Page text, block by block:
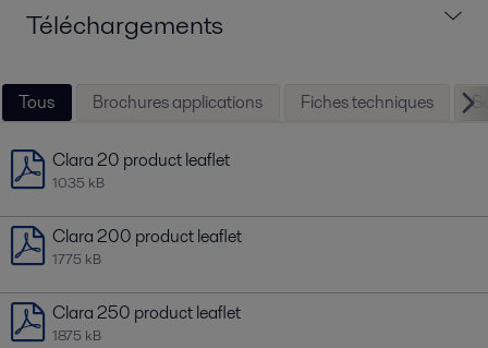
Téléchargements
Tous Brochures applications Fiches techniques
Clara 20 product leaflet
1035 kB
Clara 200 product leaflet
1775 kB
Clara 250 product leaflet
1875 kB